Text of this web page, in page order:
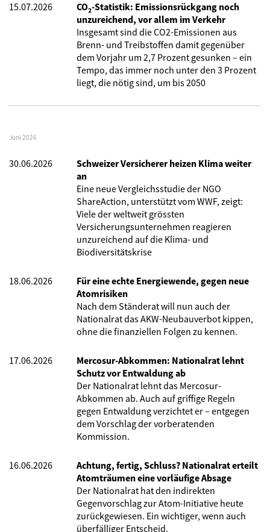
15.07.2026
CO₂-Statistik: Emissionsrückgang noch
unzureichend, vor allem im Verkehr
Insgesamt sind die CO2-Emissionen aus
Brenn- und Treibstoffen damit gegenüber
dem Vorjahr um 2,7 Prozent gesunken – ein
Tempo, das immer noch unter den 3 Prozent
liegt, die nötig sind, um bis 2050
Juni 2026
30.06.2026
Schweizer Versicherer heizen Klima weiter
an
Eine neue Vergleichsstudie der NGO
ShareAction, unterstützt vom WWF, zeigt:
Viele der weltweit grössten
Versicherungsunternehmen reagieren
unzureichend auf die Klima- und
Biodiversitätskrise
18.06.2026
Für eine echte Energiewende, gegen neue
Atomrisiken
Nach dem Ständerat will nun auch der
Nationalrat das AKW-Neubauverbot kippen,
ohne die finanziellen Folgen zu kennen.
17.06.2026
Mercosur-Abkommen: Nationalrat lehnt
Schutz vor Entwaldung ab
Der Nationalrat lehnt das Mercosur-
Abkommen ab. Auch auf griffige Regeln
gegen Entwaldung verzichtet er – entgegen
dem Vorschlag der vorberatenden
Kommission.
16.06.2026
Achtung, fertig, Schluss? Nationalrat erteilt
Atomträumen eine vorläufige Absage
Der Nationalrat hat den indirekten
Gegenvorschlag zur Atom-Initiative heute
zurückgewiesen. Ein wichtiger, wenn auch
überfälliger Entscheid.